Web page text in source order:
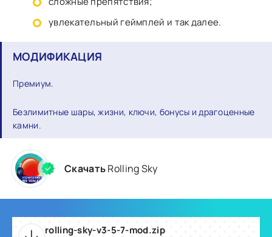
увлекательный геймплей и так далее.
МОДИФИКАЦИЯ
Премиум.
Безлимитные шары, жизни, ключи, бонусы и драгоценные
камни.
СкачатьRolling Sky
rolling-sky-v3-5-7-mod.zip